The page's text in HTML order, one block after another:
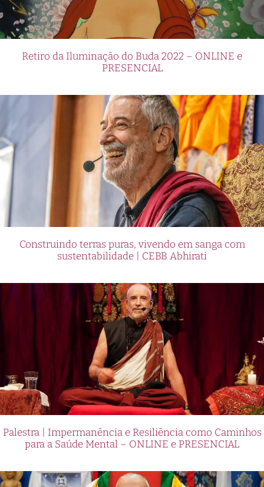
Retiro da Iluminação do Buda 2022 – ONLINE e
PRESENCIAL
Construindo terras puras, vivendo em sanga com
sustentabilidade | CEBB Abhirati
Palestra | Impermanência e Resiliência como Caminhos
para a Saúde Mental – ONLINE e PRESENCIAL